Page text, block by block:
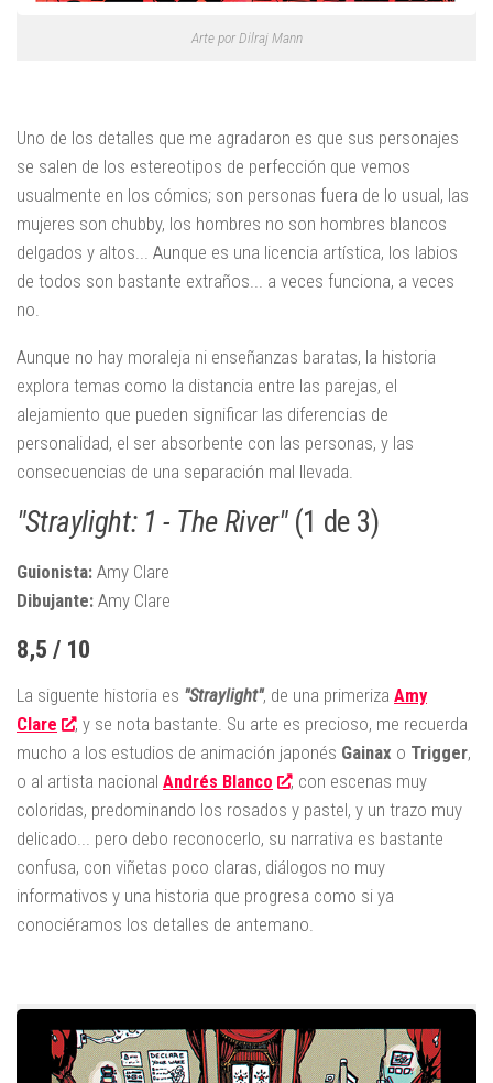
Arte por Dilraj Mann
Uno de los detalles que me agradaron es que sus personajes
se salen de los estereotipos de perfección que vemos
usualmente en los cómics; son personas fuera de lo usual, las
mujeres son chubby, los hombres no son hombres blancos
delgados y altos... Aunque es una licencia artística, los labios
de todos son bastante extraños... a veces funciona, a veces
no.
Aunque no hay moraleja ni enseñanzas baratas, la historia
explora temas como la distancia entre las parejas, el
alejamiento que pueden significar las diferencias de
personalidad, el ser absorbente con las personas, y las
consecuencias de una separación mal llevada.
"Straylight: 1 - The River"(1 de 3)
Guionista: Amy Clare
Dibujante: Amy Clare
8,5 / 10
La siguente historia es "Straylight", de una primeriza Amy
Clare
, y se nota bastante. Su arte es precioso, me recuerda
mucho a los estudios de animación japonés Gainax o Trigger,
o al artista nacional Andrés Blanco
, con escenas muy
coloridas, predominando los rosados y pastel, y un trazo muy
delicado... pero debo reconocerlo, su narrativa es bastante
confusa, con viñetas poco claras, diálogos no muy
informativos y una historia que progresa como si ya
conociéramos los detalles de antemano.